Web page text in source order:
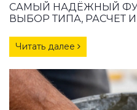
САМЫЙ НАДЁЖНЫЙ
ВЫБОР ТИПА, РАСЧЕТ
Читать далее